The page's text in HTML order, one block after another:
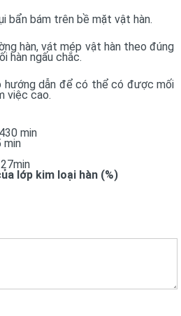
bẩn bám trên bề mặt vật hàn.
hàn, vát mép vật hàn theo đúng
hàn ngấu chắc.
hướng dẫn để có thể có được mối
việc cao.
min
min
lớp kim loại hàn (%)